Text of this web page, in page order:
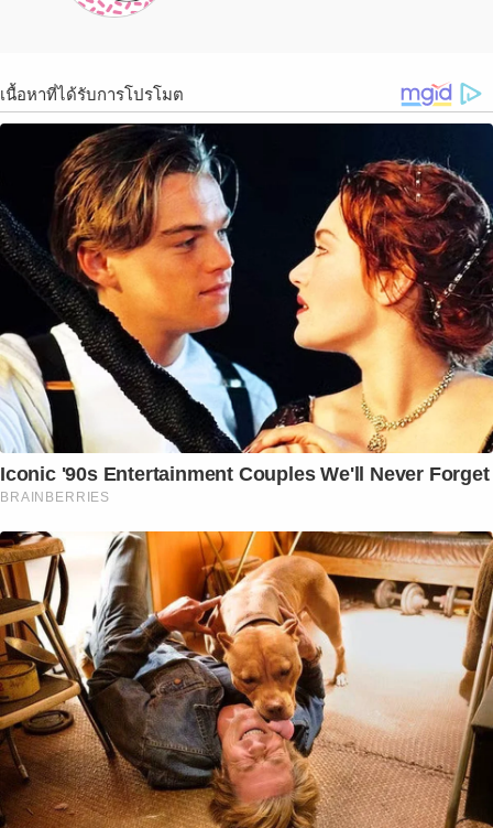
เนื้อหาที่ได้รับการโปรโมต
Iconic '90s Entertainment Couples We'll Never Forget
BRAINBERRIES